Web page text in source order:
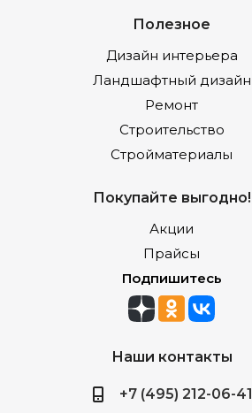
Полезное
Дизайн интерьера
Ландшафтный дизайн
Ремонт
Строительство
Стройматериалы
Покупайте выгодно!
Акции
Прайсы
Подпишитесь
Наши контакты
+7 (495) 212-06-41